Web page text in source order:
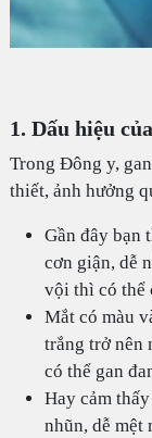
1. Dấu hiệu
Trong Đông y,
thiết, ảnh hưởng
Gần đây bạn
cơn giận, dễ
vội thì có thể
Mắt có màu
trắng trở nên
có thể gan
Hay cảm
nhũn, dễ mệt